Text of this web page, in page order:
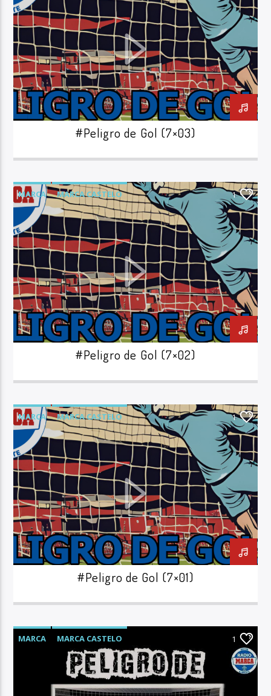
#Peligro de Gol (7×03)
MARCA
MARCA CASTELO
PELIGRO DE GOL
1
#Peligro de Gol (7×02)
MARCA
MARCA CASTELO
PELIGRO DE GOL
1
#Peligro de Gol (7×01)
MARCA
MARCA CASTELO
PELIGRO DE GOL
1